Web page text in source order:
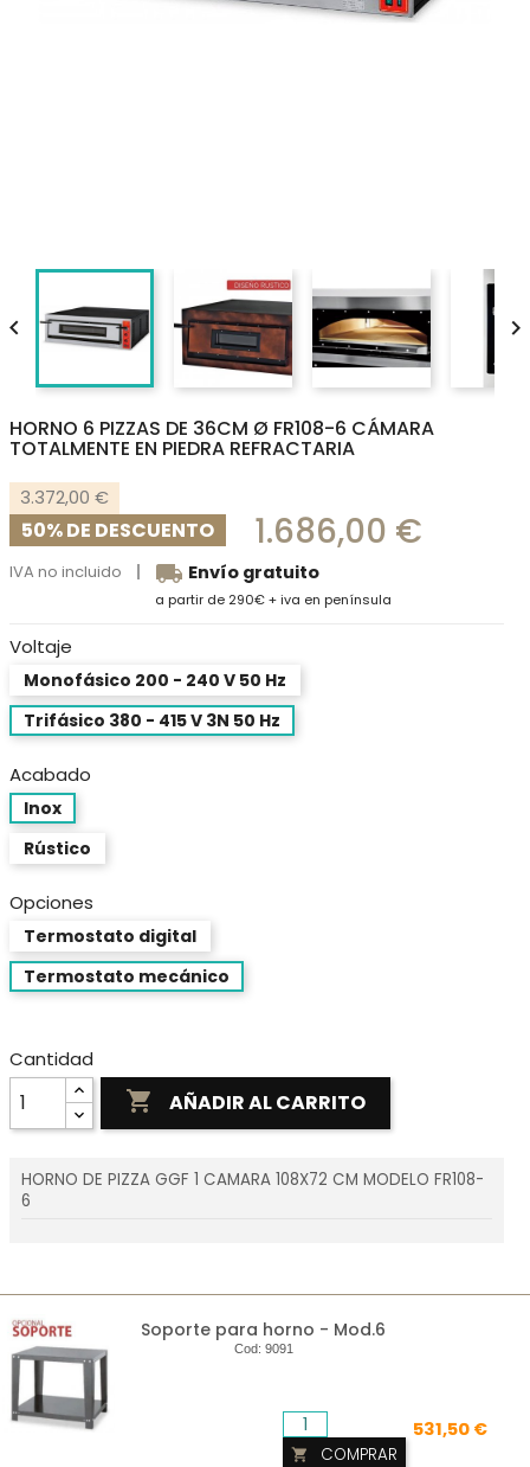
 
HORNO 6 PIZZAS DE 36CM Ø FR108-6 CÁMARA
TOTALMENTE EN PIEDRA REFRACTARIA
3.372,00 €
50% DE DESCUENTO 1.686,00 €
IVA no incluido local_shipping Envío gratuito
a partir de 290€ + iva en península
Voltaje
Monofásico 200 - 240 V 50 Hz
Trifásico 380 - 415 V 3N 50 Hz
Acabado
Inox
Rústico
Opciones
Termostato digital
Termostato mecánico
Cantidad
 AÑADIR AL CARRITO
HORNO DE PIZZA GGF 1 CAMARA 108X72 CM MODELO FR108-
6
Soporte para horno - Mod.6
Cod: 9091
531,50 €
 COMPRAR